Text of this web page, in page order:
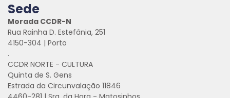
Sede
Morada CCDR-N
Rua Rainha D. Estefânia, 251
4150-304 | Porto
.
CCDR NORTE - CULTURA
Quinta de S. Gens
Estrada da Circunvalação 11846